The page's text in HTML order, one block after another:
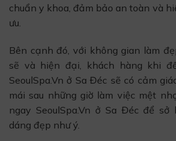
chuẩn y khoa, đảm bảo an toàn và
ưu.
Bên cạnh đó, với không gian làm
sẽ và hiện đại, khách hàng khi
SeoulSpa.Vn ở Sa Đéc sẽ có cảm
mái sau những giờ làm việc mệt
ngay SeoulSpa.Vn ở Sa Đéc để
dáng đẹp như ý.